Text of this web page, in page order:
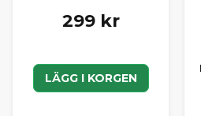
299 kr
LÄGG I KORGEN